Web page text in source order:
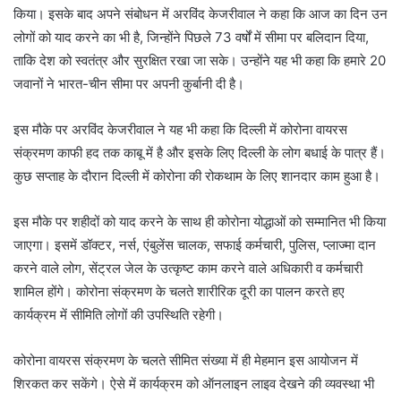
किया। इसके बाद अपने संबोधन में अरविंद केजरीवाल ने कहा कि आज का दिन उन
लोगों को याद करने का भी है, जिन्होंने पिछले 73 वर्षों में सीमा पर बलिदान दिया,
ताकि देश को स्वतंत्र और सुरक्षित रखा जा सके। उन्होंने यह भी कहा कि हमारे 20
जवानों ने भारत-चीन सीमा पर अपनी कुर्बानी दी है।
इस मौके पर अरविंद केजरीवाल ने यह भी कहा कि दिल्ली में कोरोना वायरस
संक्रमण काफी हद तक काबू में है और इसके लिए दिल्ली के लोग बधाई के पात्र हैं।
कुछ सप्ताह के दौरान दिल्ली में कोरोना की रोकथाम के लिए शानदार काम हुआ है।
इस मौके पर शहीदों को याद करने के साथ ही कोरोना योद्धाओं को सम्मानित भी किया
जाएगा। इसमें डॉक्टर, नर्स, एंबुलेंस चालक, सफाई कर्मचारी, पुलिस, प्लाज्मा दान
करने वाले लोग, सेंट्रल जेल के उत्कृष्ट काम करने वाले अधिकारी व कर्मचारी
शामिल होंगे। कोरोना संक्रमण के चलते शारीरिक दूरी का पालन करते हए
कार्यक्रम में सीमिति लोगों की उपस्थिति रहेगी।
कोरोना वायरस संक्रमण के चलते सीमित संख्या में ही मेहमान इस आयोजन में
शिरकत कर सकेंगे। ऐसे में कार्यक्रम को ऑनलाइन लाइव देखने की व्यवस्था भी